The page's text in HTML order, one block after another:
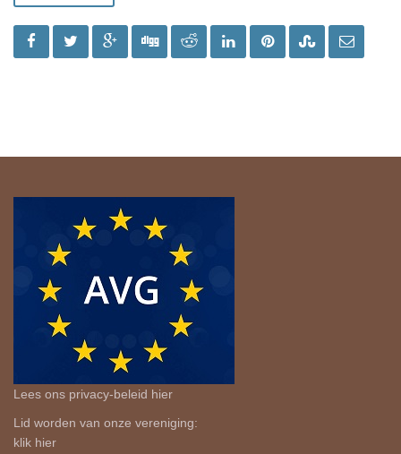
Lees ons privacy-beleid hier
Lid worden van onze vereniging:
klik hier